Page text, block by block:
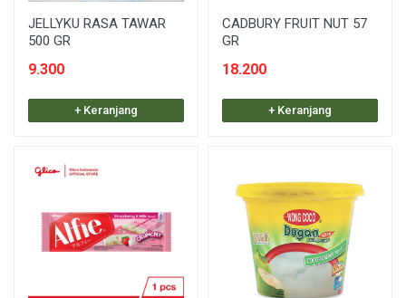
JELLYKU RASA TAWAR
500 GR
9.300
+ Keranjang
CADBURY FRUIT NUT 57
GR
18.200
+ Keranjang